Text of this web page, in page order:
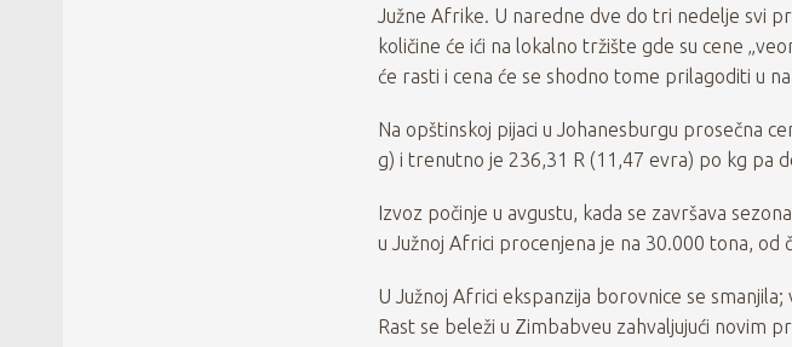
Južne Afrike. U naredne dve do tri nedelje svi
količine će ići na lokalno tržište gde su cene
će rasti i cena će se shodno tome prilagoditi u
Na opštinskoj pijaci u Johanesburgu prosečna
g) i trenutno je 236,31 R (11,47 evra) po kg pa
Izvoz počinje u avgustu, kada se završava
u Južnoj Africi procenjena je na 30.000 tona, od
U Južnoj Africi ekspanzija borovnice se
Rast se beleži u Zimbabveu zahvaljujući novim